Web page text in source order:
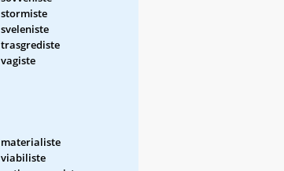
stormiste
sveleniste
trasgrediste
vagiste
materialiste
viabiliste